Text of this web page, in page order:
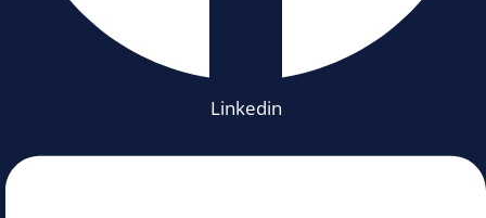
Linkedin